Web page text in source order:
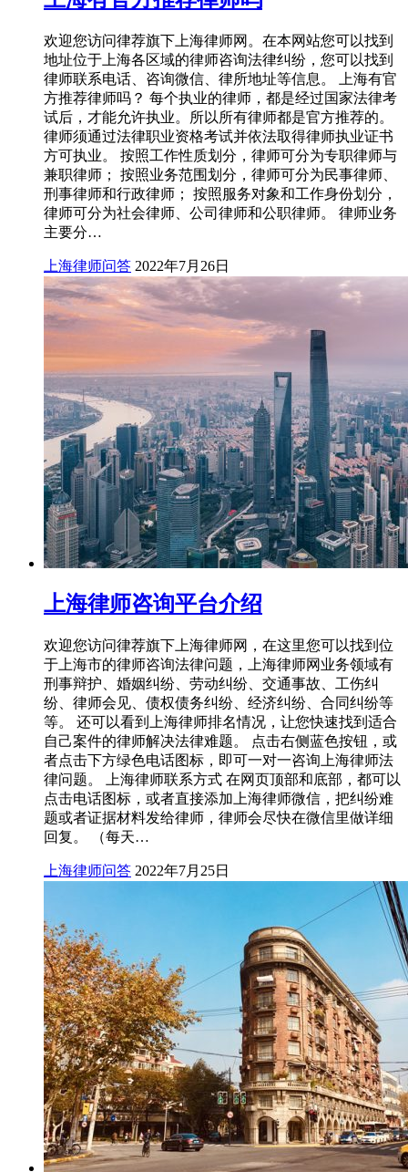
欢迎您访问律荐旗下上海律师网。在本网站您可以找到
地址位于上海各区域的律师咨询法律纠纷，您可以找到
律师联系电话、咨询微信、律所地址等信息。 上海有官
方推荐律师吗？ 每个执业的律师，都是经过国家法律考
试后，才能允许执业。所以所有律师都是官方推荐的。
律师须通过法律职业资格考试并依法取得律师执业证书
方可执业。 按照工作性质划分，律师可分为专职律师与
兼职律师； 按照业务范围划分，律师可分为民事律师、
刑事律师和行政律师； 按照服务对象和工作身份划分，
律师可分为社会律师、公司律师和公职律师。 律师业务
主要分…
上海律师问答 2022年7月26日
上海律师咨询平台介绍
欢迎您访问律荐旗下上海律师网，在这里您可以找到位
于上海市的律师咨询法律问题，上海律师网业务领域有
刑事辩护、婚姻纠纷、劳动纠纷、交通事故、工伤纠
纷、律师会见、债权债务纠纷、经济纠纷、合同纠纷等
等。 还可以看到上海律师排名情况，让您快速找到适合
自己案件的律师解决法律难题。 点击右侧蓝色按钮，或
者点击下方绿色电话图标，即可一对一咨询上海律师法
律问题。 上海律师联系方式 在网页顶部和底部，都可以
点击电话图标，或者直接添加上海律师微信，把纠纷难
题或者证据材料发给律师，律师会尽快在微信里做详细
回复。 （每天…
上海律师问答 2022年7月25日